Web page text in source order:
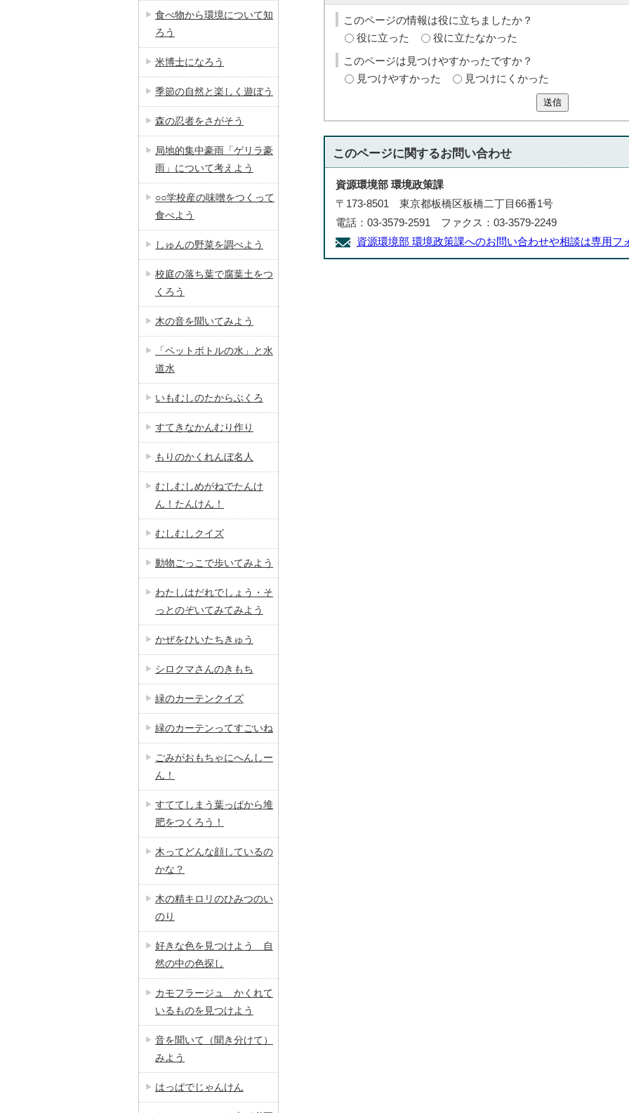
このページの情報は役に立ちましたか？
役に立った
役に立たなかった
このページは見つけやすかったですか？
見つけやすかった
見つけにくかった
送信
このページに関するお問い合わせ
資源環境部 環境政策課
〒173-8501 東京都板橋区板橋二丁目66番1号
電話：03-3579-2591 ファクス：03-3579-2249
資源環境部 環境政策課へのお問い合わせや相談は専用フ
食べ物から環境について知
ろう
米博士になろう
季節の自然と楽しく遊ぼう
森の忍者をさがそう
局地的集中豪雨「ゲリラ豪
雨」について考えよう
○○学校産の味噌をつくって
食べよう
しゅんの野菜を調べよう
校庭の落ち葉で腐葉土をつ
くろう
木の音を聞いてみよう
「ペットボトルの水」と水
道水
いもむしのたからぶくろ
すてきなかんむり作り
もりのかくれんぼ名人
むしむしめがねでたんけ
ん！たんけん！
むしむしクイズ
動物ごっこで歩いてみよう
わたしはだれでしょう・そ
っとのぞいてみてみよう
かぜをひいたちきゅう
シロクマさんのきもち
緑のカーテンクイズ
緑のカーテンってすごいね
ごみがおもちゃにへんしー
ん！
すててしまう葉っぱから堆
肥をつくろう！
木ってどんな顔しているの
かな？
木の精キロリのひみつのい
のり
好きな色を見つけよう 自
然の中の色探し
カモフラージュ かくれて
いるものを見つけよう
音を聞いて（聞き分けて）
みよう
はっぱでじゃんけん